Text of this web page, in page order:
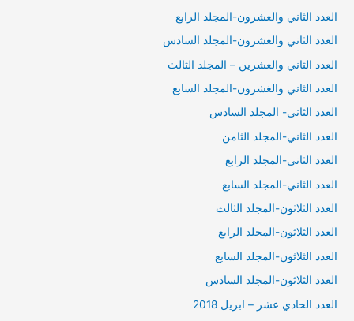
العدد الثاني والعشرون-المجلد الرابع
العدد الثاني والعشرون-المجلد السادس
العدد الثاني والعشرين – المجلد الثالث
العدد الثاني والغشرون-المجلد السابع
العدد الثاني- المجلد السادس
العدد الثاني-المجلد الثامن
العدد الثاني-المجلد الرابع
العدد الثاني-المجلد السابع
العدد الثلاثون-المجلد الثالث
العدد الثلاثون-المجلد الرابع
العدد الثلاثون-المجلد السابع
العدد الثلاثون-المجلد السادس
العدد الحادي عشر – ابريل 2018